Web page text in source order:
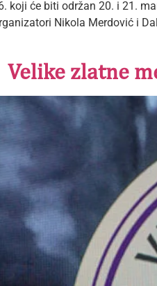
koji će biti održan 20. i 21.
Nikola Merdović i
Velike zlatne